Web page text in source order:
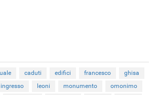
caduti edifici francesco
ghisa
ingresso leoni monumento
omonimo